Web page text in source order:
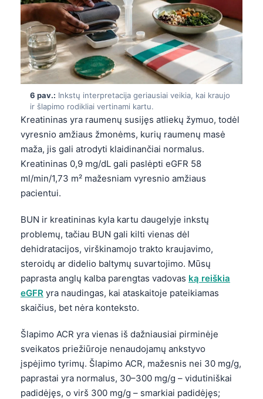
6 pav.: Inkstų interpretacija geriausiai veikia, kai kraujo
ir šlapimo rodikliai vertinami kartu.
Kreatininas yra raumenų susijęs atliekų žymuo, todėl
vyresnio amžiaus žmonėms, kurių raumenų masė
maža, jis gali atrodyti klaidinančiai normalus.
Kreatininas 0,9 mg/dL gali paslėpti eGFR 58
ml/min/1,73 m² mažesniam vyresnio amžiaus
pacientui.
BUN ir kreatininas kyla kartu daugelyje inkstų
problemų, tačiau BUN gali kilti vienas dėl
dehidratacijos, virškinamojo trakto kraujavimo,
steroidų ar didelio baltymų suvartojimo. Mūsų
paprasta anglų kalba parengtas vadovas ką reiškia
eGFR yra naudingas, kai ataskaitoje pateikiamas
skaičius, bet nėra konteksto.
Šlapimo ACR yra vienas iš dažniausiai pirminėje
sveikatos priežiūroje nenaudojamų ankstyvo
įspėjimo tyrimų. Šlapimo ACR, mažesnis nei 30 mg/g,
paprastai yra normalus, 30–300 mg/g – vidutiniškai
padidėjęs, o virš 300 mg/g – smarkiai padidėjęs;
پښتو
سنڌي
සිංහල
Galego
Latviešu valoda
Македонски јазик
Euskara
العربية المغربية
Afrikaans
Монгол
ພາສາລາວ
Basa Jawa
Cebuano
ئۇيغۇرچە
Кыргызча
Татар теле
Беларуская мова